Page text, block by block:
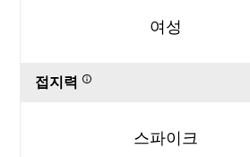
여성
접지력
스파이크